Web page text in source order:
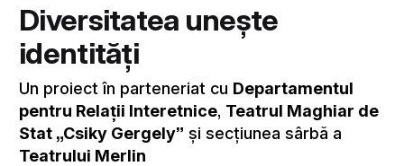
Diversitatea unește
identități
Un proiect în parteneriat cu Departamentul
pentru Relații Interetnice, Teatrul Maghiar de
Stat „Csiky Gergely” și secțiunea sârbă a
Teatrului Merlin